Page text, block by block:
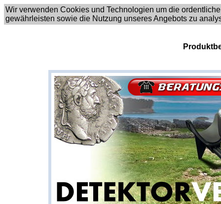
Wir verwenden Cookies und Technologien um die
gewährleisten sowie die Nutzung unseres Angebots zu